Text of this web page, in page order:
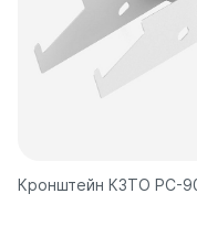
Кронштейн КЗТО РС-